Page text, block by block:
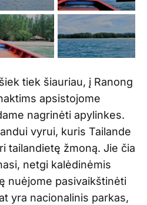
tiek šiauriau, į Ranong
apsistojome
nagrinėti apylinkes.
vyrui, kuris Tailande
tailandietę žmoną. Jie čia
netgi kalėdinėmis
nuėjome pasivaikštinėti
yra nacionalinis parkas,